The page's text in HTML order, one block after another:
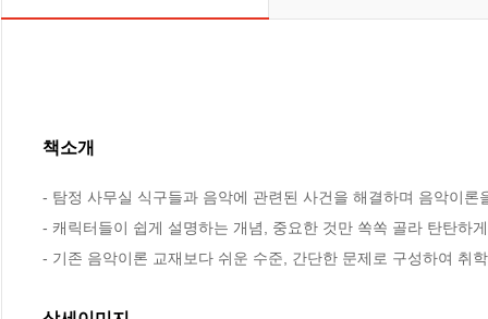
책소개
- 탐정 사무실 식구들과 음악에 관련된 사건을 해결하며 음악이
- 캐릭터들이 쉽게 설명하는 개념, 중요한 것만 쏙쏙 골라 탄탄하
- 기존 음악이론 교재보다 쉬운 수준, 간단한 문제로 구성하여 취